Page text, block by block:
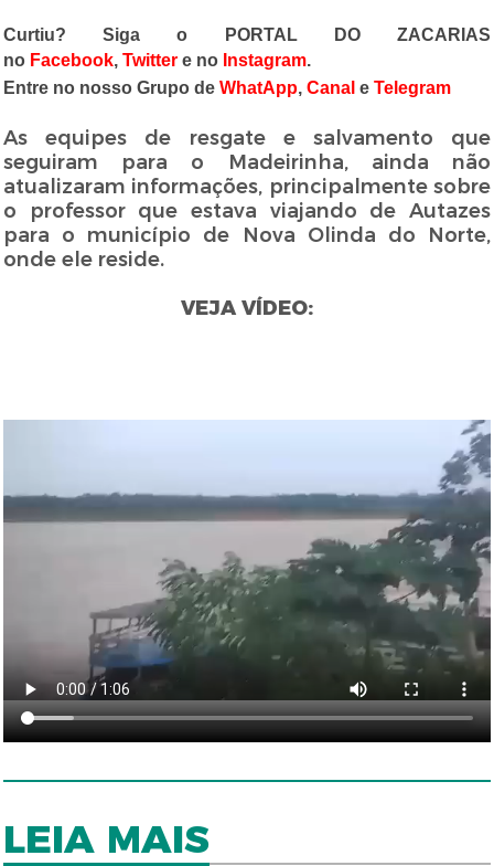
Curtiu? Siga o PORTAL DO ZACARIAS
no Facebook,Twitter e no Instagram.
Entre no nosso Grupo deWhatApp,Canal eTelegram
As equipes de resgate e salvamento que
seguiram para o Madeirinha, ainda não
atualizaram informações, principalmente sobre
o professor que estava viajando de Autazes
para o município de Nova Olinda do Norte,
onde ele reside.
VEJA VÍDEO:
LEIA MAIS